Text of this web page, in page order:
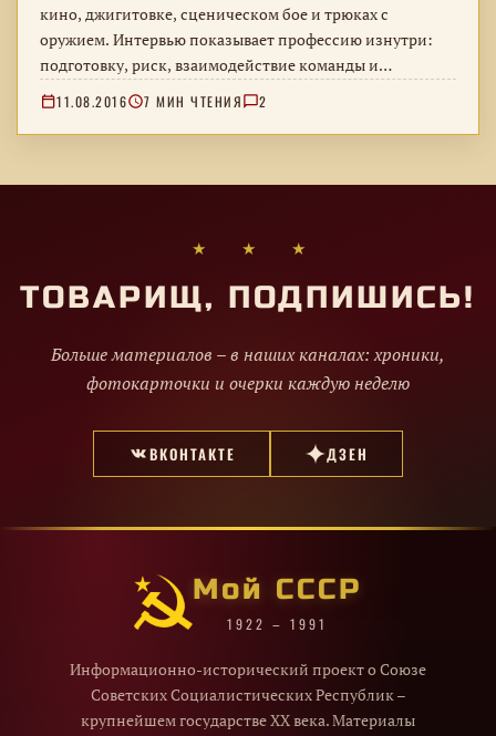
кино, джигитовке, сценическом бое и трюках с
оружием. Интервью показывает профессию изнутри:
подготовку, риск, взаимодействие команды и
ответственность за безопасность каждого сложного
11.08.2016 7 МИН ЧТЕНИЯ 2
★ ★ ★
ТОВАРИЩ, ПОДПИШИСЬ!
Больше материалов – в наших каналах: хроники,
фотокарточки и очерки каждую неделю
ВКОНТАКТЕ ДЗЕН
Мой СССР
1922 – 1991
Информационно-исторический проект о Союзе
Советских Социалистических Республик –
крупнейшем государстве XX века. Материалы